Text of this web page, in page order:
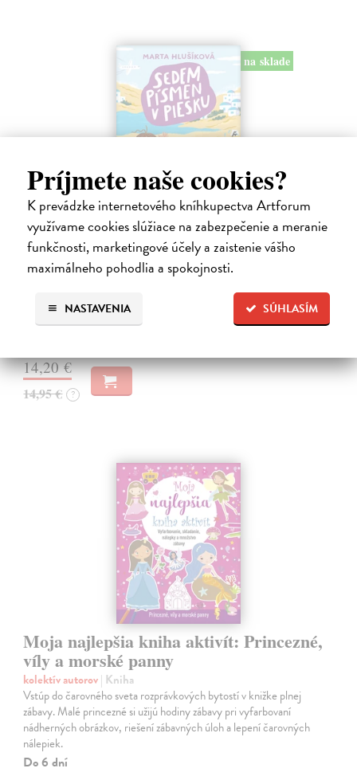
Príjmete naše cookies?
K prevádzke internetového kníhkupectva Artforum
využívame cookies slúžiace na zabezpečenie a meranie
funkčnosti, marketingové účely a zaistenie vášho
maximálneho pohodlia a spokojnosti.
SÚHLASÍM
NASTAVENIA
na sklade
Sedem písmen v piesku
Hlušíková Marta| Kniha
Dovolenka na Kréte je niekedy plná prekvapení. Súrodenci Noro a
usušenú jaštericu, zaujmú ich Uwe a Hans, ktorí sú takmer celé dni
zahrabaní…
14,20 €
14,95 € ?
Moja najlepšia kniha aktivít: Princezné,
víly a morské panny
kolektív autorov| Kniha
Vstúp do čarovného sveta rozprávkových bytostí v knižke plnej
zábavy. Malé princezné si užijú hodiny zábavy pri vyfarbovaní
nádherných obrázkov, riešení zábavných úloh a lepení čarovných
nálepiek.
Do 6 dní